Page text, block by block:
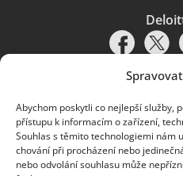
Abychom poskytli co nejlepší služby,
přístupu k informacím o zařízení,
Souhlas s těmito technologiemi nám
chování při procházení nebo
nebo odvolání souhlasu může
Pravidla používání|Ochrana
Deloitte.cz
© 2026. Více informací najdete v